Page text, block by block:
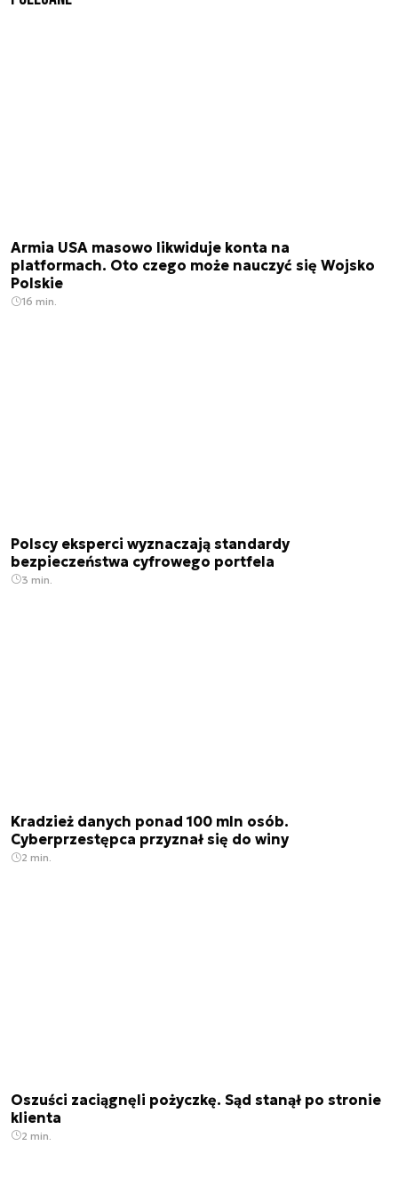
Armia USA masowo likwiduje konta na
platformach. Oto czego może nauczyć się Wojsko
Polskie
16 min.
Polscy eksperci wyznaczają standardy
bezpieczeństwa cyfrowego portfela
3 min.
Kradzież danych ponad 100 mln osób.
Cyberprzestępca przyznał się do winy
2 min.
Oszuści zaciągnęli pożyczkę. Sąd stanął po stronie
klienta
2 min.